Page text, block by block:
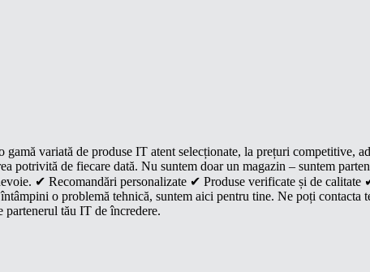
variată de produse IT atent selecționate, la prețuri competitive,
potrivită de fiecare dată. Nu suntem doar un magazin – suntem
✔ Recomandări personalizate ✔ Produse verificate și de
o problemă tehnică, suntem aici pentru tine. Ne poți
tău IT de încredere.